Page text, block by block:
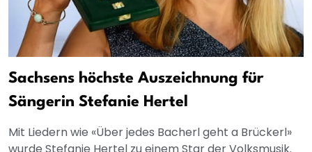
Sachsens höchste Auszeichnung für
Sängerin Stefanie Hertel
Mit Liedern wie «Über jedes Bacherl geht a Brückerl»
wurde Stefanie Hertel zu einem Star der Volksmusik.